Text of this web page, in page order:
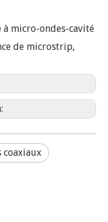
micro-ondes-cavité
de microstrip,
coaxiaux